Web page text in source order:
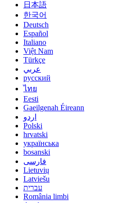
日本語
한국어
Deutsch
Español
Italiano
Việt Nam
Türkçe
عربي
русский
ไทย
Eesti
Gaeilgenah Éireann
اردو
Polski
hrvatski
українська
bosanski
فارسی
Lietuvių
Latviešu
עברית
România limbi